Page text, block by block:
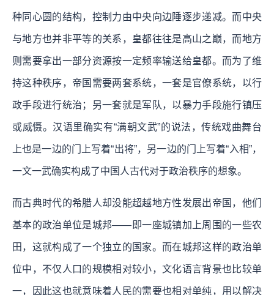
种同心圆的结构，控制力由中央向边陲逐步递减。而中央
与地方也并非平等的关系，皇都往往是高山之巅，而地方
则需要拿出一部分资源按一定频率输送给皇都。而为了维
持这种秩序，帝国需要两套系统，一套是官僚系统，以行
政手段进行统治；另一套就是军队，以暴力手段施行镇压
或威慑。汉语里确实有“满朝文武”的说法，传统戏曲舞台
上也是一边的门上写着“出将”，另一边的门上写着“入相”，
一文一武确实构成了中国人古代对于政治秩序的想象。
而古典时代的希腊人却没能超越地方性发展出帝国，他们
基本的政治单位是城邦——即一座城镇加上周围的一些农
田，这就构成了一个独立的国家。而在城邦这样的政治单
位中，不仅人口的规模相对较小，文化语言背景也比较单
一，因此这也就意味着人民的需要也相对单纯，用以解决